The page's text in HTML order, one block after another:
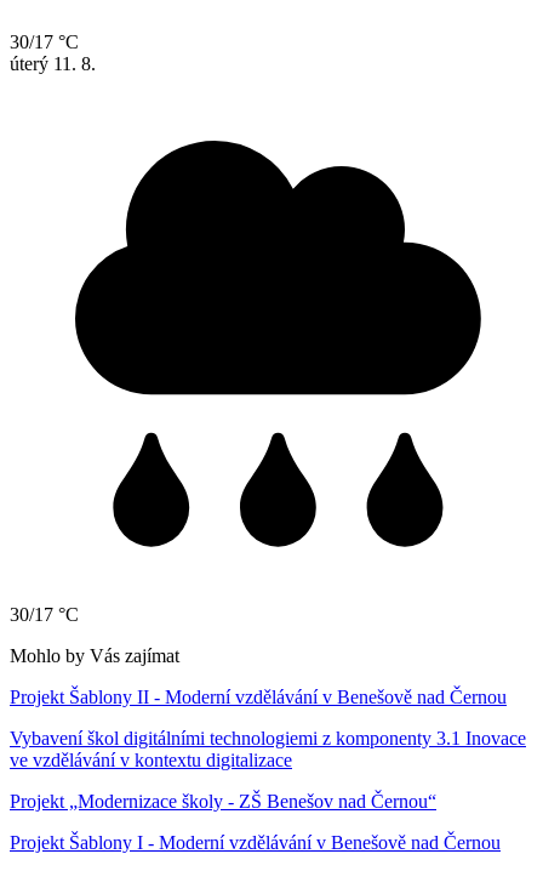
30/17 °C
úterý 11. 8.
30/17 °C
Mohlo by Vás zajímat
Projekt Šablony II - Moderní vzdělávání v Benešově nad Černou
Vybavení škol digitálními technologiemi z komponenty 3.1 Inovace
ve vzdělávání v kontextu digitalizace
Projekt „Modernizace školy - ZŠ Benešov nad Černou“
Projekt Šablony I - Moderní vzdělávání v Benešově nad Černou